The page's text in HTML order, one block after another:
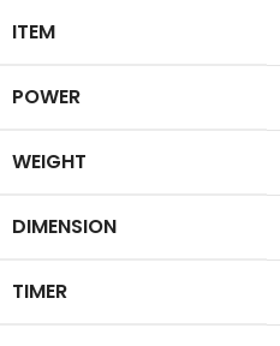
ITEM
POWER
WEIGHT
DIMENSION
TIMER